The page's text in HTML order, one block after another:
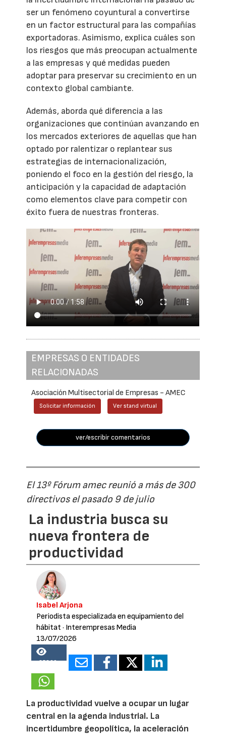
ser un fenómeno coyuntural a convertirse
en un factor estructural para las compañías
exportadoras. Asimismo, explica cuáles son
los riesgos que más preocupan actualmente
a las empresas y qué medidas pueden
adoptar para preservar su crecimiento en un
contexto global cambiante.
Además, aborda qué diferencia a las
organizaciones que continúan avanzando en
los mercados exteriores de aquellas que han
optado por ralentizar o replantear sus
estrategias de internacionalización,
poniendo el foco en la gestión del riesgo, la
anticipación y la capacidad de adaptación
como elementos clave para competir con
éxito fuera de nuestras fronteras.
EMPRESAS O ENTIDADES
RELACIONADAS
Asociación Multisectorial de Empresas - AMEC
Solicitar información Ver stand virtual
ver/escribir comentarios
El 13º Fórum amec reunió a más de 300
directivos el pasado 9 de julio
La industria busca su
nueva frontera de
productividad
Isabel Arjona
Periodista especializada en equipamiento del
hábitat · Interempresas Media
13/07/2026
25860
La productividad vuelve a ocupar un lugar
central en la agenda industrial. La
incertidumbre geopolítica, la aceleración